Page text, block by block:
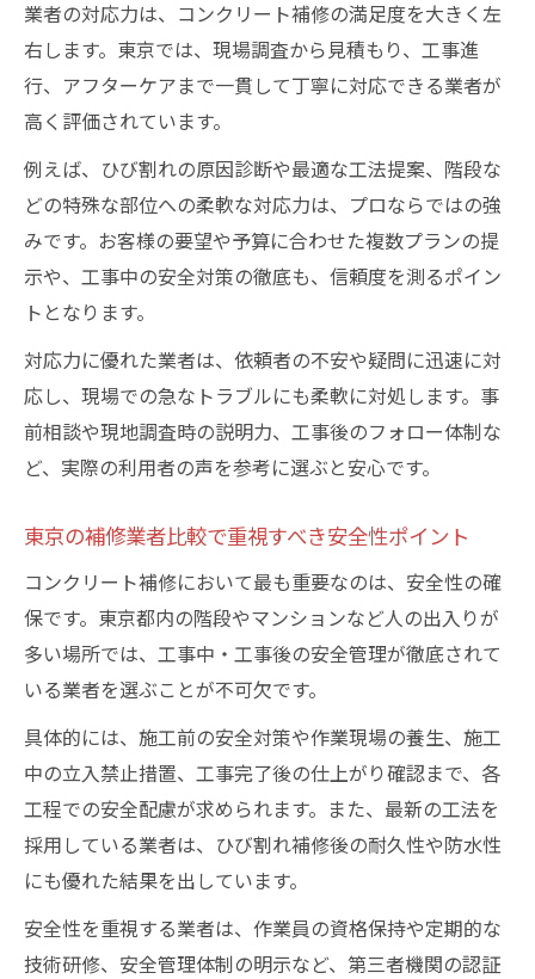
業者の対応力は、コンクリート補修の満足度を大きく左
右します。東京では、現場調査から見積もり、工事進
行、アフターケアまで一貫して丁寧に対応できる業者が
高く評価されています。
例えば、ひび割れの原因診断や最適な工法提案、階段な
どの特殊な部位への柔軟な対応力は、プロならではの強
みです。お客様の要望や予算に合わせた複数プランの提
示や、工事中の安全対策の徹底も、信頼度を測るポイン
トとなります。
対応力に優れた業者は、依頼者の不安や疑問に迅速に対
応し、現場での急なトラブルにも柔軟に対処します。事
前相談や現地調査時の説明力、工事後のフォロー体制な
ど、実際の利用者の声を参考に選ぶと安心です。
東京の補修業者比較で重視すべき安全性ポイント
コンクリート補修において最も重要なのは、安全性の確
保です。東京都内の階段やマンションなど人の出入りが
多い場所では、工事中・工事後の安全管理が徹底されて
いる業者を選ぶことが不可欠です。
具体的には、施工前の安全対策や作業現場の養生、施工
中の立入禁止措置、工事完了後の仕上がり確認まで、各
工程での安全配慮が求められます。また、最新の工法を
採用している業者は、ひび割れ補修後の耐久性や防水性
にも優れた結果を出しています。
安全性を重視する業者は、作業員の資格保持や定期的な
技術研修、安全管理体制の明示など、第三者機関の認証